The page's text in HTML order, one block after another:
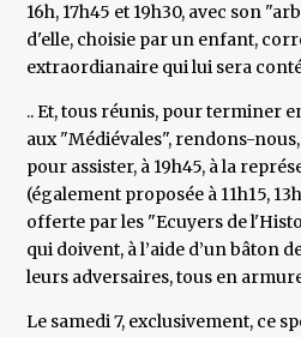
16h, 17h45 et 19h30, avec son
d'elle, choisie par un enfant,
extraordianaire qui lui sera
.. Et, tous réunis, pour terminer
aux "Médiévales", rendons-
pour assister, à 19h45, à la
(également proposée à 11h15,
offerte par les "Ecuyers de
qui doivent, à l’aide d’un bâton
leurs adversaires, tous en
Le samedi 7, exclusivement, ce